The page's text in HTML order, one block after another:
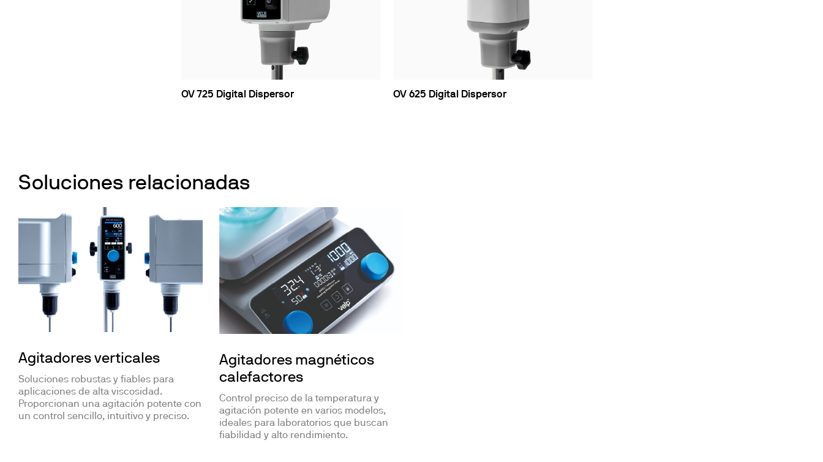
Floculadores
Turbidímetro
Baños de circulación abiertos
OV 725 Digital Dispersor OV 625 Digital Dispersor
Soluciones relacionadas
Agitadores verticales
Soluciones robustas y fiables para
aplicaciones de alta viscosidad.
Proporcionan una agitación potente con
un control sencillo, intuitivo y preciso.
Agitadores magnéticos
calefactores
Control preciso de la temperatura y
agitación potente en varios modelos,
ideales para laboratorios que buscan
fiabilidad y alto rendimiento.